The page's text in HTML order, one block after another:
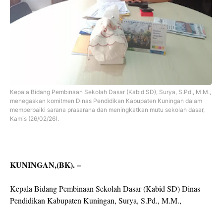
Kepala Bidang Pembinaan Sekolah Dasar (Kabid SD), Surya, S.Pd., M.M.,
menegaskan komitmen Dinas Pendidikan Kabupaten Kuningan dalam
memperbaiki sarana prasarana dan meningkatkan mutu sekolah dasar,
Kamis (26/02/26).
KUNINGAN,(BK). –
Kepala Bidang Pembinaan Sekolah Dasar (Kabid SD) Dinas
Pendidikan Kabupaten Kuningan, Surya, S.Pd., M.M.,